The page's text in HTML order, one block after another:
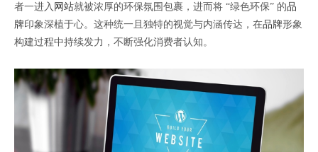
者一进入 网站就被浓厚的环保氛围包裹，进而将 “绿色环保” 的品
牌印象深植于心。这种统一且独特的视觉与内涵传达，在品牌形象
构建过程中持续发力，不断强化消费者认知。